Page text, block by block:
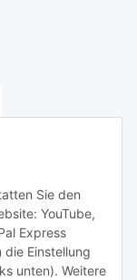
Sie den
YouTube,
Express
Einstellung
unten). Weitere